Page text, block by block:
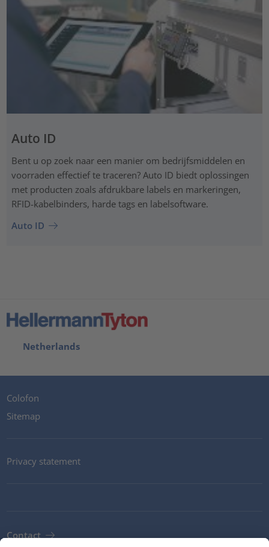
Auto ID
Bent u op zoek naar een manier om bedrijfsmiddelen en
voorraden effectief te traceren? Auto ID biedt oplossingen
met producten zoals afdrukbare labels en markeringen,
RFID-kabelbinders, harde tags en labelsoftware.
Auto ID
Netherlands
Colofon
Sitemap
Privacy statement
Contact